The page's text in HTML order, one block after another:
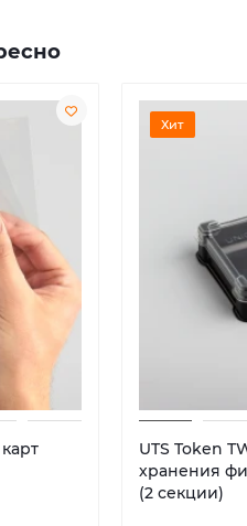
Хит
UTS Token
хранения
(2 секции)